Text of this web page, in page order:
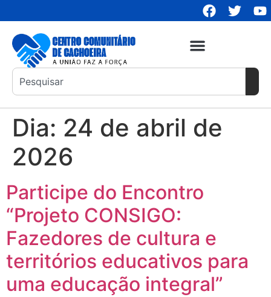
Dia: 24 de abril de
2026
Participe do Encontro
“Projeto CONSIGO:
Fazedores de cultura e
territórios educativos para
uma educação integral”